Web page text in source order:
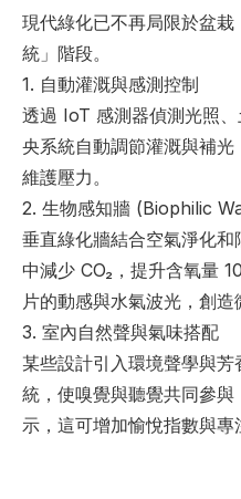
現代綠化已不再局限於盆
統」階段。
1. 自動灌溉與感測控制
透過 IoT 感測器偵測光照
央系統自動調節灌溉與補
維護壓力。
2. 生物感知牆 (Biophilic
垂直綠化牆結合空氣淨化
中減少 CO₂，提升含氧量
片的動感與水氣波光，創造
3. 室內自然聲與氣味搭配
某些設計引入環境聲學與
統，使嗅覺與聽覺共同參
示，這可增加愉悅指數與專